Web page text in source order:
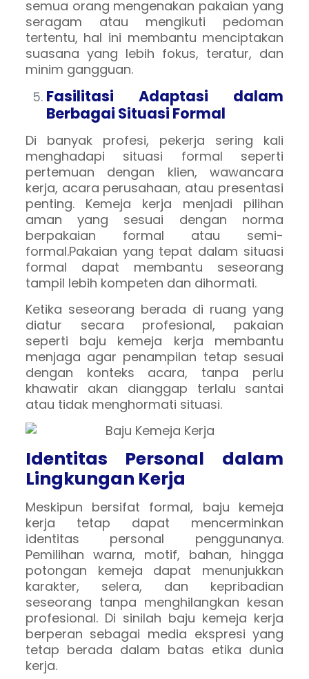
semua orang mengenakan pakaian yang
seragam atau mengikuti pedoman
tertentu, hal ini membantu menciptakan
suasana yang lebih fokus, teratur, dan
minim gangguan.
Fasilitasi Adaptasi dalam
Berbagai Situasi Formal
Di banyak profesi, pekerja sering kali
menghadapi situasi formal seperti
pertemuan dengan klien, wawancara
kerja, acara perusahaan, atau presentasi
penting. Kemeja kerja menjadi pilihan
aman yang sesuai dengan norma
berpakaian formal atau semi-
formal.Pakaian yang tepat dalam situasi
formal dapat membantu seseorang
tampil lebih kompeten dan dihormati.
Ketika seseorang berada di ruang yang
diatur secara profesional, pakaian
seperti baju kemeja kerja membantu
menjaga agar penampilan tetap sesuai
dengan konteks acara, tanpa perlu
khawatir akan dianggap terlalu santai
atau tidak menghormati situasi.
Identitas Personal dalam
Lingkungan Kerja
Meskipun bersifat formal, baju kemeja
kerja tetap dapat mencerminkan
identitas personal penggunanya.
Pemilihan warna, motif, bahan, hingga
potongan kemeja dapat menunjukkan
karakter, selera, dan kepribadian
seseorang tanpa menghilangkan kesan
profesional. Di sinilah baju kemeja kerja
berperan sebagai media ekspresi yang
tetap berada dalam batas etika dunia
kerja.